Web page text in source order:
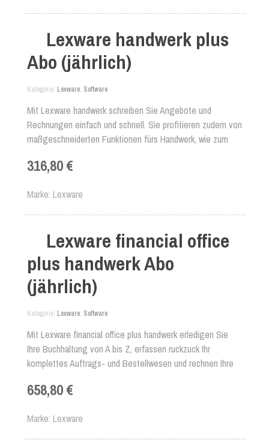
Lexware handwerk plus
Abo (jährlich)
Kategorie Lexware, Software
Mit Lexware handwerk schreiben Sie Angebote und
Rechnungen einfach und schnell. Sie profitieren zudem von
maßgeschneiderten Funktionen fürs Handwerk, wie zum
Sammelrechnungen. Auch Lohnleistungen können separat
316,80 €
Marke Lexware
Lexware financial office
plus handwerk Abo
(jährlich)
Kategorie Lexware, Software
Mit Lexware financial office plus handwerk erledigen Sie
Ihre Buchhaltung von A bis Z, erfassen ruckzuck Ihr
komplettes Auftrags- und Bestellwesen und rechnen Ihre
in einer Software.
658,80 €
Marke Lexware